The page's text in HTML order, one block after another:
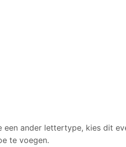
ander lettertype, kies dit
te voegen.